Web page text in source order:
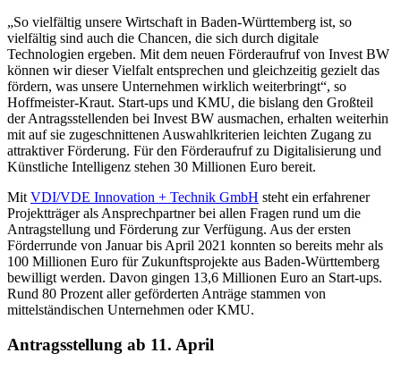
„So vielfältig unsere Wirtschaft in Baden-Württemberg ist, so
vielfältig sind auch die Chancen, die sich durch digitale
Technologien ergeben. Mit dem neuen Förderaufruf von Invest BW
können wir dieser Vielfalt entsprechen und gleichzeitig gezielt das
fördern, was unsere Unternehmen wirklich weiterbringt“, so
Hoffmeister-Kraut. Start-ups und KMU, die bislang den Großteil
der Antragsstellenden bei Invest BW ausmachen, erhalten weiterhin
mit auf sie zugeschnittenen Auswahlkriterien leichten Zugang zu
attraktiver Förderung. Für den Förderaufruf zu Digitalisierung und
Künstliche Intelligenz stehen 30 Millionen Euro bereit.
Mit VDI/VDE Innovation + Technik GmbH steht ein erfahrener
Projektträger als Ansprechpartner bei allen Fragen rund um die
Antragstellung und Förderung zur Verfügung. Aus der ersten
Förderrunde von Januar bis April 2021 konnten so bereits mehr als
100 Millionen Euro für Zukunftsprojekte aus Baden-Württemberg
bewilligt werden. Davon gingen 13,6 Millionen Euro an Start-ups.
Rund 80 Prozent aller geförderten Anträge stammen von
mittelständischen Unternehmen oder KMU.
Antragsstellung ab 11. April